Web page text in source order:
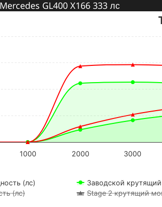
(лс) Заводской
(лс)
Stage 2 крутящий
1000 2000 3000